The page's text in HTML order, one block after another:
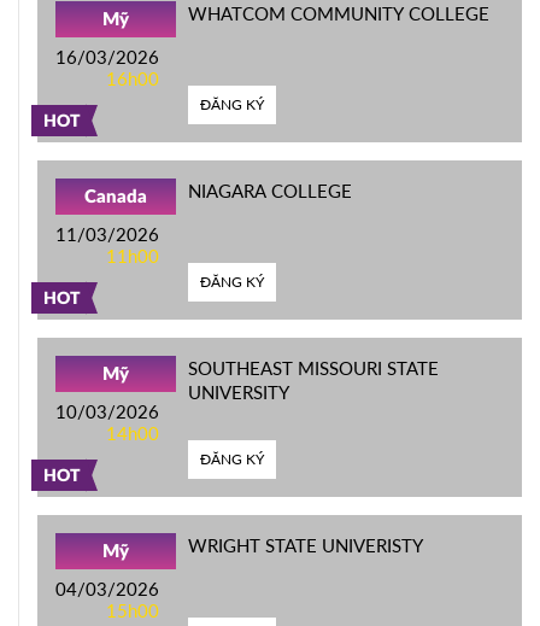
HOT
Mỹ
16/03/2026
16h00
WHATCOM COMMUNITY COLLEGE
ĐĂNG KÝ
HOT
Canada
11/03/2026
11h00
NIAGARA COLLEGE
ĐĂNG KÝ
HOT
Mỹ
10/03/2026
14h00
SOUTHEAST MISSOURI STATE
UNIVERSITY
ĐĂNG KÝ
Mỹ
04/03/2026
15h00
WRIGHT STATE UNIVERISTY